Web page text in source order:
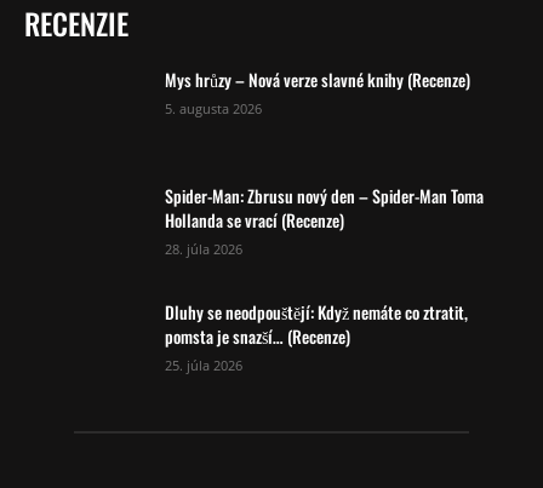
RECENZIE
Mys hrůzy – Nová verze slavné knihy (Recenze)
5. augusta 2026
Spider-Man: Zbrusu nový den – Spider-Man Toma
Hollanda se vrací (Recenze)
28. júla 2026
Dluhy se neodpouštějí: Když nemáte co ztratit,
pomsta je snazší… (Recenze)
25. júla 2026